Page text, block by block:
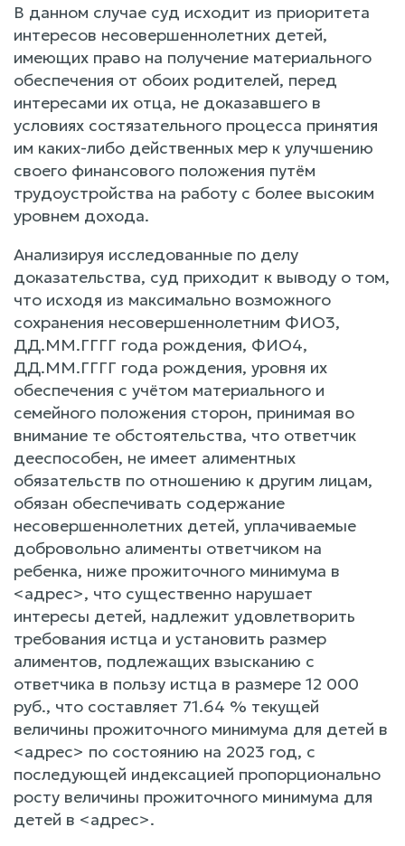
В данном случае суд исходит из приоритета
интересов несовершеннолетних детей,
имеющих право на получение материального
обеспечения от обоих родителей, перед
интересами их отца, не доказавшего в
условиях состязательного процесса принятия
им каких-либо действенных мер к улучшению
своего финансового положения путём
трудоустройства на работу с более высоким
уровнем дохода.
Анализируя исследованные по делу
доказательства, суд приходит к выводу о том,
что исходя из максимально возможного
сохранения несовершеннолетним ФИО3,
ДД.ММ.ГГГГ года рождения, ФИО4,
ДД.ММ.ГГГГ года рождения, уровня их
обеспечения с учётом материального и
семейного положения сторон, принимая во
внимание те обстоятельства, что ответчик
дееспособен, не имеет алиментных
обязательств по отношению к другим лицам,
обязан обеспечивать содержание
несовершеннолетних детей, уплачиваемые
добровольно алименты ответчиком на
ребенка, ниже прожиточного минимума в
<адрес>, что существенно нарушает
интересы детей, надлежит удовлетворить
требования истца и установить размер
алиментов, подлежащих взысканию с
ответчика в пользу истца в размере 12 000
руб., что составляет 71.64 % текущей
величины прожиточного минимума для детей в
<адрес> по состоянию на 2023 год, с
последующей индексацией пропорционально
росту величины прожиточного минимума для
детей в <адрес>.